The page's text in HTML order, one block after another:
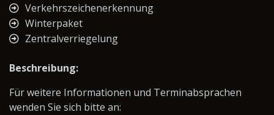
Verkehrszeichenerkennung
Winterpaket
Zentralverriegelung
Beschreibung:
Für weitere Informationen und Terminabsprachen
wenden Sie sich bitte an: